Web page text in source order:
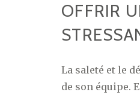
OFFRIR
La saleté et le
de son équipe.